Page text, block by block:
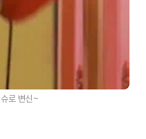
로 변신~